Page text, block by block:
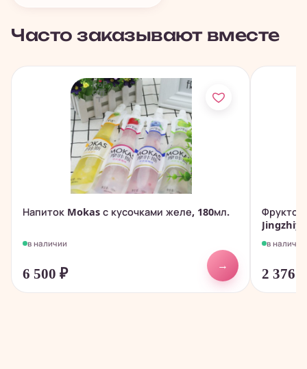
Часто заказывают вместе
Напиток Mokas с кусочками желе, 180мл.
в наличии
6 500 ₽
→
в наличии
2 376